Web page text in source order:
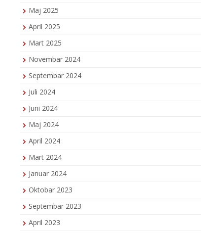
Maj 2025
April 2025
Mart 2025
Novembar 2024
Septembar 2024
Juli 2024
Juni 2024
Maj 2024
April 2024
Mart 2024
Januar 2024
Oktobar 2023
Septembar 2023
April 2023